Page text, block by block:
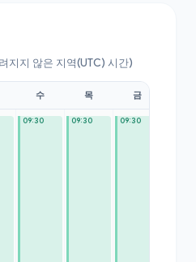
지지 않은 지역(UTC) 시간)
수
09:30
목
09:30
금
09:30